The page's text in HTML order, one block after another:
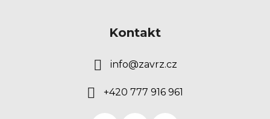
Kontakt
info@zavrz.cz
+420 777 916 961